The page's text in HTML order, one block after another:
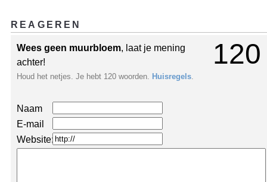
REAGEREN
120
Wees geen muurbloem, laat je mening
achter!
Houd het netjes. Je hebt 120 woorden. Huisregels
Naam
E-mail
Website: